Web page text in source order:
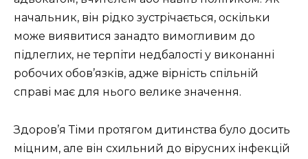
начальник, він рідко зустрічається, оскільки
може виявитися занадто вимогливим до
підлеглих, не терпіти недбалості у виконанні
робочих обов’язків, адже вірність спільній
справі має для нього велике значення.
Здоров’я Тіми протягом дитинства було досить
міцним, але він схильний до вірусних інфекцій